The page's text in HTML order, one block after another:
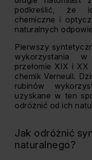
podkreślić, że
chemiczne i
naturalnych
Pierwszy
wykorzystania
przełomie XIX i
chemik Verneuil.
rubinów
uzyskane w ten
odróżnić od ich
Jak odróżnić
naturalnego?